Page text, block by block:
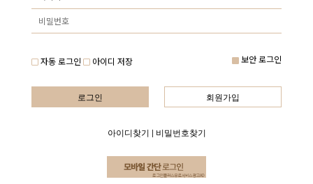
자동 로그인 아이디 저장 보안 로그인
로그인 회원가입
아이디찾기 비밀번호찾기